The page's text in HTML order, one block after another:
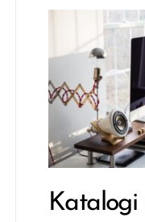
Katalogi